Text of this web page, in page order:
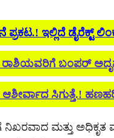
ಇಲ್ಲಿದೆ ಡೈರೆಕ್ಟ್
ರಾಶಿಯವರಿಗೆ ಬಂಪರ್
ಆಶೀರ್ವಾದ ಸಿಗುತ್ತೆ.!
ಮತ್ತು ಅಧಿಕೃತ